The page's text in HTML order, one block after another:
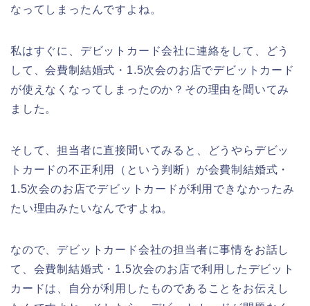
なってしまったんですよね。
私はすぐに、デビットカード会社に連絡をして、どう
して、会費制結婚式・1.5次会のお店でデビットカード
が使えなくなってしまったのか？その理由を聞いてみ
ました。
そして、担当者に直接聞いてみると、どうやらデビッ
トカードの不正利用（という判断）が会費制結婚式・
1.5次会のお店でデビットカードが利用できなかったみ
たい理由みたいなんですよね。
なので、デビットカード会社の担当者に事情をお話し
て、会費制結婚式・1.5次会のお店で利用したデビット
カードは、自分が利用したものであることをお伝えし